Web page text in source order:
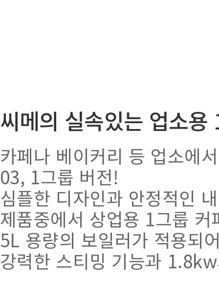
씨메의 실속있는 업소
카페나 베이커리 등 업소에
03, 1그룹 버전!
심플한 디자인과 안정적인
제품중에서 상업용 1그룹
5L 용량의 보일러가 적용되
강력한 스티밍 기능과